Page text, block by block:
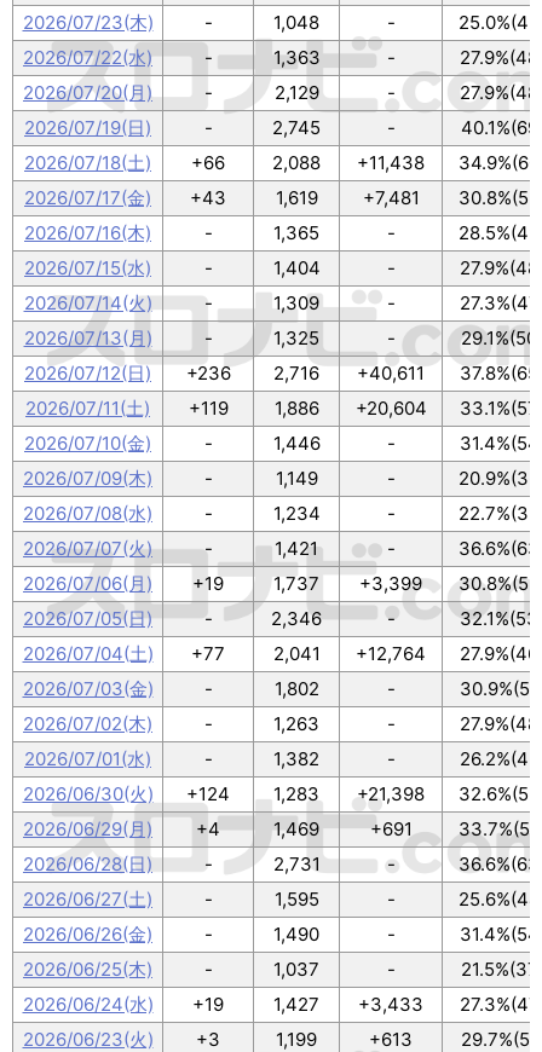
2026/07/23(木)
- 1,048 -
2026/07/22(水)
- 1,363 -
2026/07/20(月)
- 2,129 -
2026/07/19(日)
- 2,745 -
2026/07/18(土)
+66 2,088 +11,438
2026/07/17(金)
+43 1,619 +7,481
2026/07/16(木)
- 1,365 -
2026/07/15(水)
- 1,404 -
2026/07/14(火)
- 1,309 -
2026/07/13(月)
- 1,325 -
2026/07/12(日)
+236 2,716 +40,611
2026/07/11(土)
+119 1,886 +20,604
2026/07/10(金)
- 1,446 -
2026/07/09(木)
- 1,149 -
2026/07/08(水)
- 1,234 -
2026/07/07(火)
- 1,421 -
2026/07/06(月)
+19 1,737 +3,399
2026/07/05(日)
- 2,346 -
2026/07/04(土)
+77 2,041 +12,764
2026/07/03(金)
- 1,802 -
2026/07/02(木)
- 1,263 -
2026/07/01(水)
- 1,382 -
2026/06/30(火)
+124 1,283 +21,398
2026/06/29(月)
+4 1,469 +691
2026/06/28(日)
- 2,731 -
2026/06/27(土)
- 1,595 -
2026/06/26(金)
- 1,490 -
2026/06/25(木)
- 1,037 -
2026/06/24(水)
+19 1,427 +3,433
2026/06/23(火)
+3 1,199 +613